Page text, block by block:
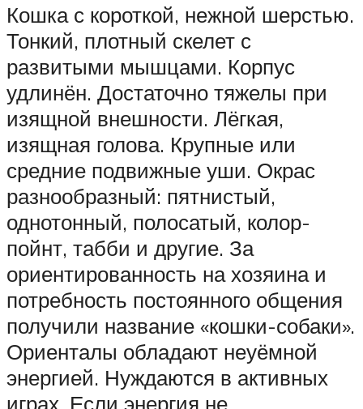
Кошка с короткой, нежной шерстью.
Тонкий, плотный скелет с
развитыми мышцами. Корпус
удлинён. Достаточно тяжелы при
изящной внешности. Лёгкая,
изящная голова. Крупные или
средние подвижные уши. Окрас
разнообразный: пятнистый,
однотонный, полосатый, колор-
пойнт, табби и другие. За
ориентированность на хозяина и
потребность постоянного общения
получили название «кошки-собаки».
Ориенталы обладают неуёмной
энергией. Нуждаются в активных
играх. Если энергия не